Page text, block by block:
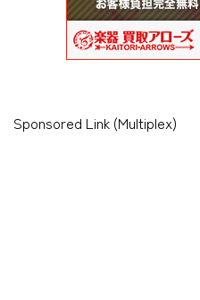
Sponsored Link (Multiplex)